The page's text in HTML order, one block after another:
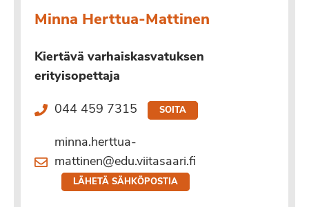
Minna Herttua-Mattinen
Kiertävä varhaiskasvatuksen
erityisopettaja
044 459 7315 SOITA
minna.herttua-
mattinen@edu.viitasaari.fi
LÄHETÄ SÄHKÖPOSTIA